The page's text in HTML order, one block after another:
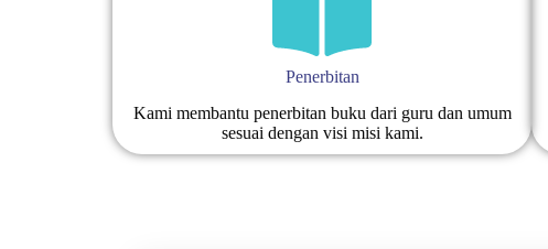
Penerbitan
Kami membantu penerbitan buku dari guru dan umum
sesuai dengan visi misi kami.